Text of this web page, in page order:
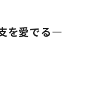
を愛でる—